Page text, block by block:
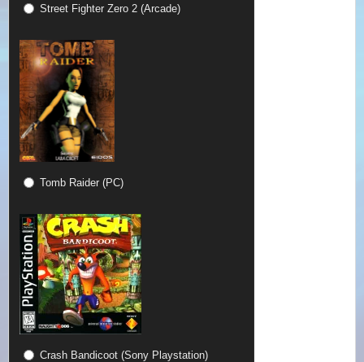
Street Fighter Zero 2 (Arcade)
Tomb Raider (PC)
Crash Bandicoot (Sony Playstation)